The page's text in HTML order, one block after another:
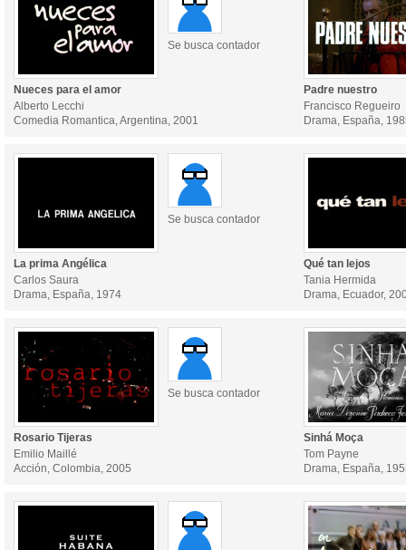
Se busca contador
Nueces para el amor
Alberto Lecchi
Comedia Romantica, Argentina, 2001
Padre nuestro
Francisco Regueiro
Drama, España,
Se busca contador
La prima Angélica
Carlos Saura
Drama, España, 1974
Qué tan lejos
Tania Hermida
Drama, Ecuador,
Se busca contador
Rosario Tijeras
Emilio Maillé
Acción, Colombia, 2005
Sinhá Moça
Tom Payne
Drama, España,